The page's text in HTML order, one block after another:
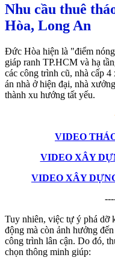
Nhu cầu thuê
Hòa, Long An
Đức Hòa hiện là "điểm
giáp ranh TP.HCM và hạ
các công trình cũ, nhà cấp
án nhà ở hiện đại, nhà
thành xu hướng tất yếu.
VIDEO
VIDEO XÂY
VIDEO XÂY
Tuy nhiên, việc tự ý phá dỡ
động mà còn ảnh hưởng
công trình lân cận. Do đó,
chọn thông minh giúp: